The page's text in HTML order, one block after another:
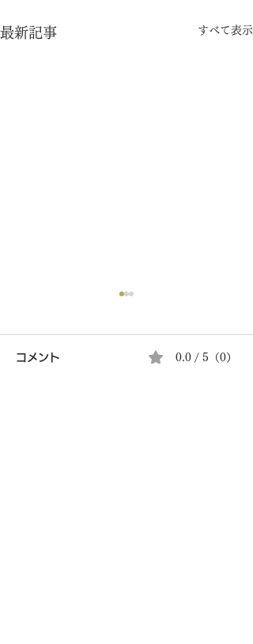
最新記事 すべて表示
コメント 0.0 / 5（0）